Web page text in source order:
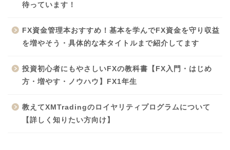
待っています！
FX資金管理本おすすめ！基本を学んでFX資金を守り収益
を増やそう・具体的な本タイトルまで紹介してます
投資初心者にもやさしいFXの教科書【FX入門・はじめ
方・増やす・ノウハウ】FX1年生
教えてXMTradingのロイヤリティプログラムについて
【詳しく知りたい方向け】